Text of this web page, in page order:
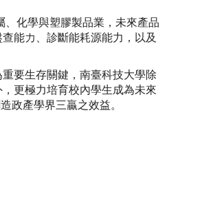
化學與塑膠製品業，未來產品
能力、診斷能耗源能力，以及
要生存關鍵，南臺科技大學除
更極力培育校內學生成為未來
政產學界三贏之效益。